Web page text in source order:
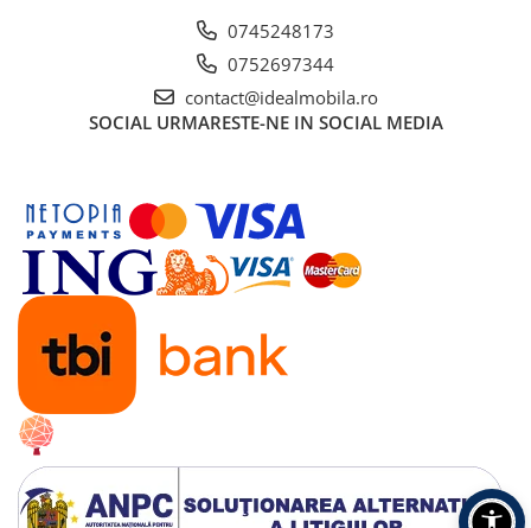
0745248173
0752697344
contact@idealmobila.ro
SOCIAL URMARESTE-NE IN SOCIAL MEDIA